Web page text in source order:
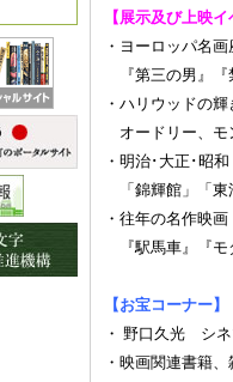
【展示及び上映イ
・ヨーロッパ名
『第三の男』『
・ハリウッドの
オードリー、モ
・明治･大正･昭
「錦輝館」「東
・往年の名作映
『駅馬車』『モ
【お宝コーナー】
・ 野口久光 シ
・映画関連書籍、